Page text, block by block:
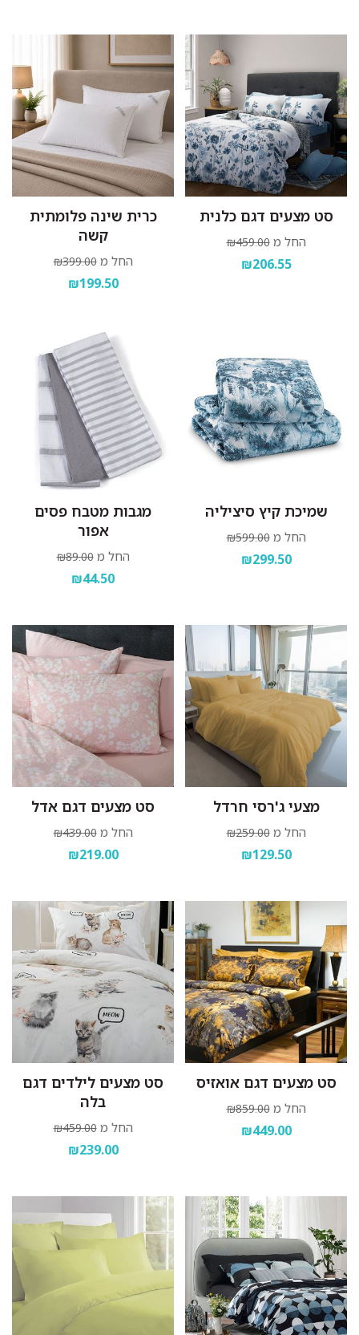
סט מצעים דגם כלנית
החל מ ₪459.00
₪206.55
כרית שינה פלומתית
קשה
החל מ ₪399.00
₪199.50
שמיכת קיץ סיציליה
החל מ ₪599.00
₪299.50
מגבות מטבח פסים
אפור
החל מ ₪89.00
₪44.50
מצעי ג'רסי חרדל
החל מ ₪259.00
₪129.50
סט מצעים דגם אדל
החל מ ₪439.00
₪219.00
סט מצעים דגם אואזיס
החל מ ₪859.00
₪449.00
סט מצעים לילדים דגם
בלה
החל מ ₪459.00
₪239.00